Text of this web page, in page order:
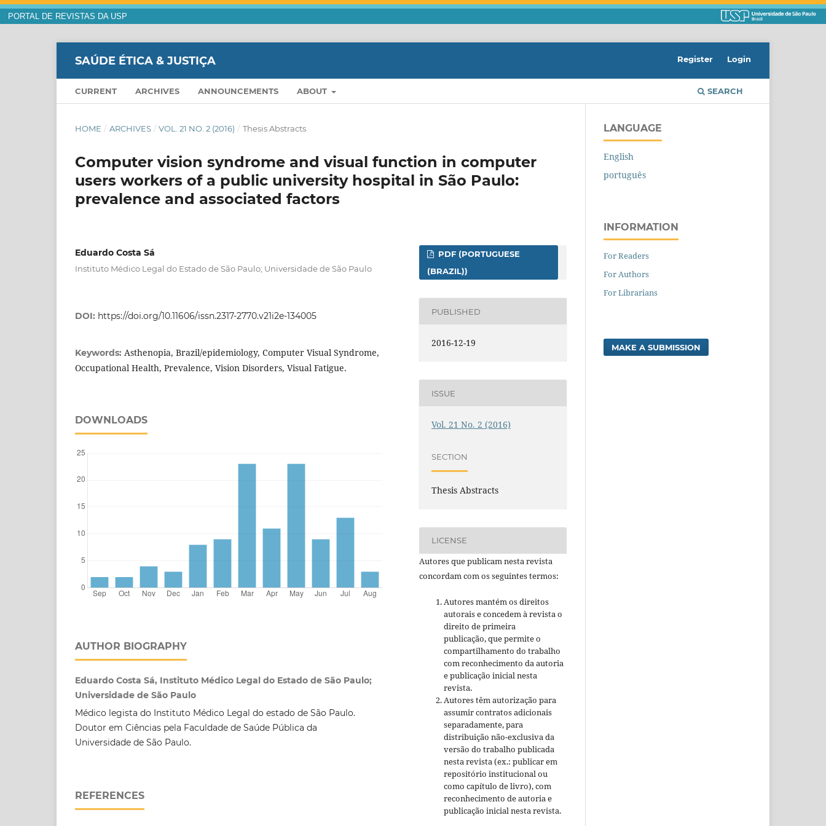
PORTAL DE REVISTAS DA USP
SAÚDE ÉTICA & JUSTIÇA
CURRENT ARCHIVES ANNOUNCEMENTS ABOUT SEARCH
Register Login
HOME / ARCHIVES / VOL. 21 NO. 2 (2016) / Thesis Abstracts
Computer vision syndrome and visual function in computer
users workers of a public university hospital in São Paulo:
prevalence and associated factors
Eduardo Costa Sá
Instituto Médico Legal do Estado de São Paulo; Universidade de São Paulo
DOI: https://doi.org/10.11606/issn.2317-2770.v21i2e-134005
Keywords: Asthenopia, Brazil/epidemiology, Computer Visual Syndrome,
Occupational Health, Prevalence, Vision Disorders, Visual Fatigue.
DOWNLOADS
AUTHOR BIOGRAPHY
Eduardo Costa Sá, Instituto Médico Legal do Estado de São Paulo;
Universidade de São Paulo
Médico legista do Instituto Médico Legal do estado de São Paulo.
Doutor em Ciências pela Faculdade de Saúde Pública da
Universidade de São Paulo.
REFERENCES
PDF (PORTUGUESE
(BRAZIL))
PUBLISHED
2016-12-19
ISSUE
Vol. 21 No. 2 (2016)
SECTION
Thesis Abstracts
LICENSE
Autores que publicam nesta revista
concordam com os seguintes termos:
Autores mantém os direitos
autorais e concedem à revista o
direito de primeira
publicação, que permite o
compartilhamento do trabalho
com reconhecimento da autoria
e publicação inicial nesta
revista.
Autores têm autorização para
assumir contratos adicionais
separadamente, para
distribuição não-exclusiva da
versão do trabalho publicada
nesta revista (ex.: publicar em
repositório institucional ou
como capítulo de livro), com
reconhecimento de autoria e
publicação inicial nesta revista.
LANGUAGE
English
português
INFORMATION
For Readers
For Authors
For Librarians
MAKE A SUBMISSION